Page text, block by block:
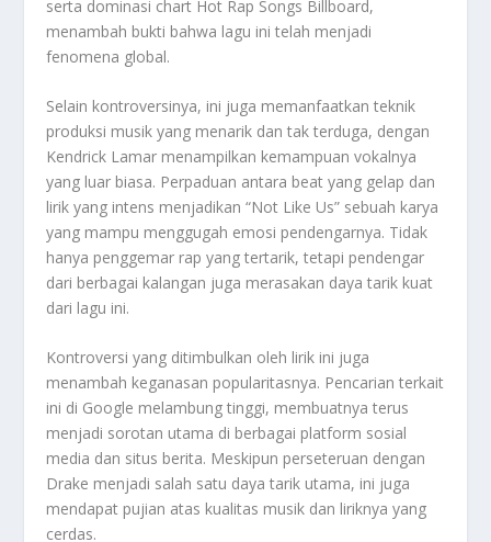
serta dominasi chart Hot Rap Songs Billboard,
menambah bukti bahwa lagu ini telah menjadi
fenomena global.
Selain kontroversinya, ini juga memanfaatkan teknik
produksi musik yang menarik dan tak terduga, dengan
Kendrick Lamar menampilkan kemampuan vokalnya
yang luar biasa. Perpaduan antara beat yang gelap dan
lirik yang intens menjadikan “Not Like Us” sebuah karya
yang mampu menggugah emosi pendengarnya. Tidak
hanya penggemar rap yang tertarik, tetapi pendengar
dari berbagai kalangan juga merasakan daya tarik kuat
dari lagu ini.
Kontroversi yang ditimbulkan oleh lirik ini juga
menambah keganasan popularitasnya. Pencarian terkait
ini di Google melambung tinggi, membuatnya terus
menjadi sorotan utama di berbagai platform sosial
media dan situs berita. Meskipun perseteruan dengan
Drake menjadi salah satu daya tarik utama, ini juga
mendapat pujian atas kualitas musik dan liriknya yang
cerdas.